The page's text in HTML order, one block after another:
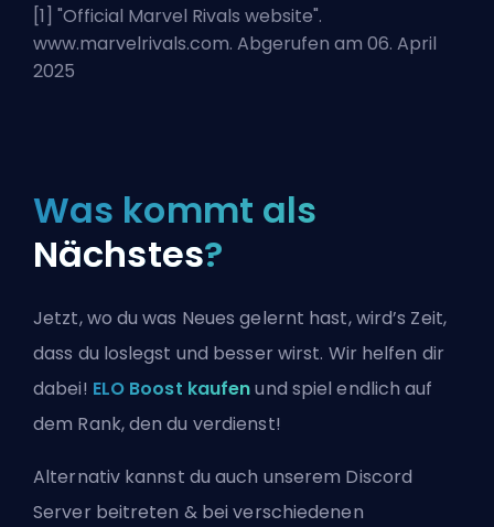
[1] "Official Marvel Rivals website".
www.marvelrivals.com. Abgerufen am 06. April
2025
Was kommt als
Nächstes?
Jetzt, wo du was Neues gelernt hast, wird’s Zeit,
dass du loslegst und besser wirst. Wir helfen dir
dabei! ELO Boost kaufenund spiel endlich auf
dem Rank, den du verdienst!
Alternativ kannst du auch unserem Discord
Server beitreten & bei verschiedenen